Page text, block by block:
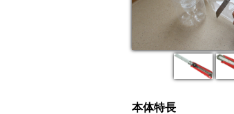
本体特長